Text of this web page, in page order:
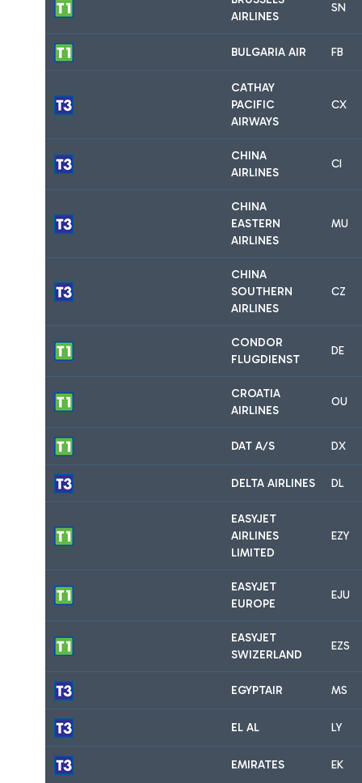
AIRLINES
SN
BULGARIA AIR FB
CATHAY
PACIFIC
AIRWAYS
CX
CHINA
AIRLINES
CI
CHINA
EASTERN
AIRLINES
MU
CHINA
SOUTHERN
AIRLINES
CZ
CONDOR
FLUGDIENST
DE
CROATIA
AIRLINES
OU
DAT A/S DX
DELTA AIRLINES DL
EASYJET
AIRLINES
LIMITED
EZY
EASYJET
EUROPE
EJU
EASYJET
SWIZERLAND
EZS
EGYPTAIR MS
EL AL LY
EMIRATES EK